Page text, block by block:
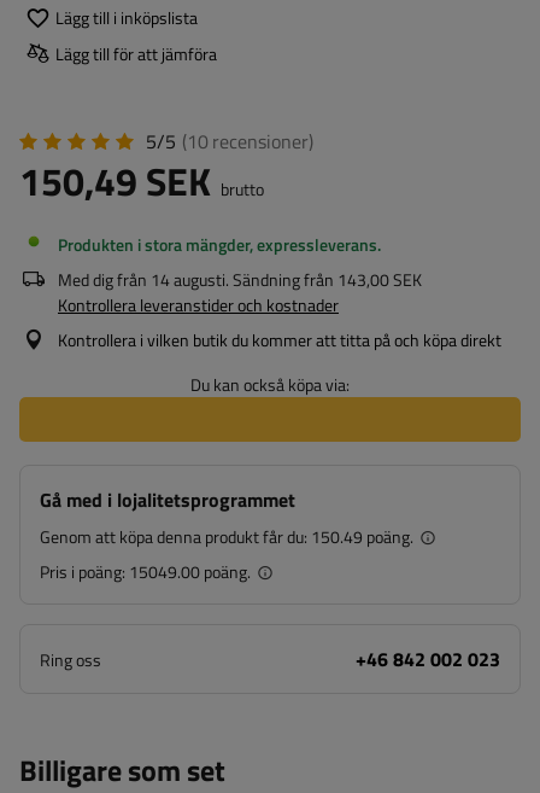
Lägg till i inköpslista
Lägg till för att jämföra
5/5 (10 recensioner)
150,49 SEK brutto
Produkten i stora mängder, expressleverans
Med dig från 14 augusti. Sändning från 143,00 SEK
Kontrollera leveranstider och kostnader
Kontrollera i vilken butik du kommer att titta på och köpa direkt
Du kan också köpa via:
Gå med i lojalitetsprogrammet
Genom att köpa denna produkt får du: 150.49 poäng.
Pris i poäng: 15049.00 poäng.
Ring oss +46 842 002 023
Billigare som set